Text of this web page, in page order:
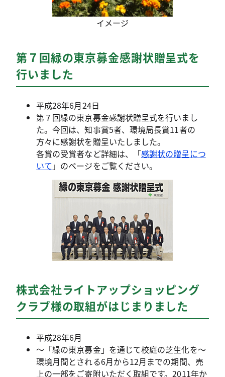
イメージ
第７回緑の東京募金感謝状贈呈式を
行いました
平成28年6月24日
第７回緑の東京募金感謝状贈呈式を行いまし
た。今回は、知事賞5者、環境局長賞11者の
方々に感謝状を贈呈いたしました。
各賞の受賞者など詳細は、「感謝状の贈呈につ
いて 」のページをご覧ください。
株式会社ライトアップショッピング
クラブ様の取組がはじまりました
平成28年6月
～「緑の東京募金」を通じて校庭の芝生化を～
環境月間とされる6月から12月までの期間、売
上の一部をご寄附いただく取組です。2011年か